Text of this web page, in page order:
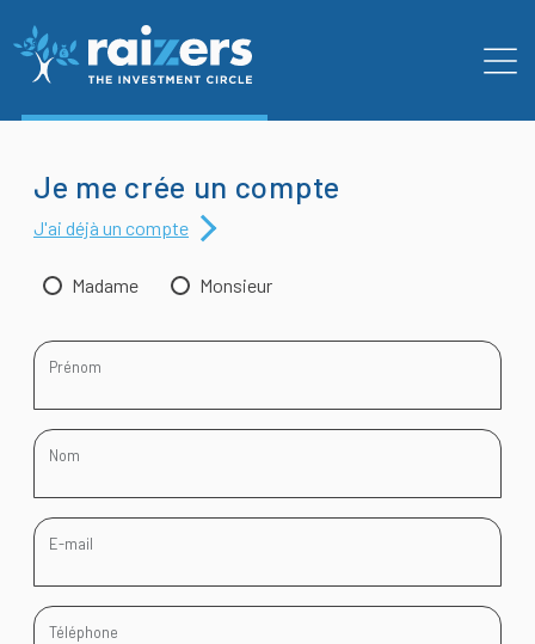
Je me crée un compte
J'ai déjà un compte
Si vous
humain,
ignorez
champ
Madame Monsieur
Prénom
Nom
E-mail
Téléphone